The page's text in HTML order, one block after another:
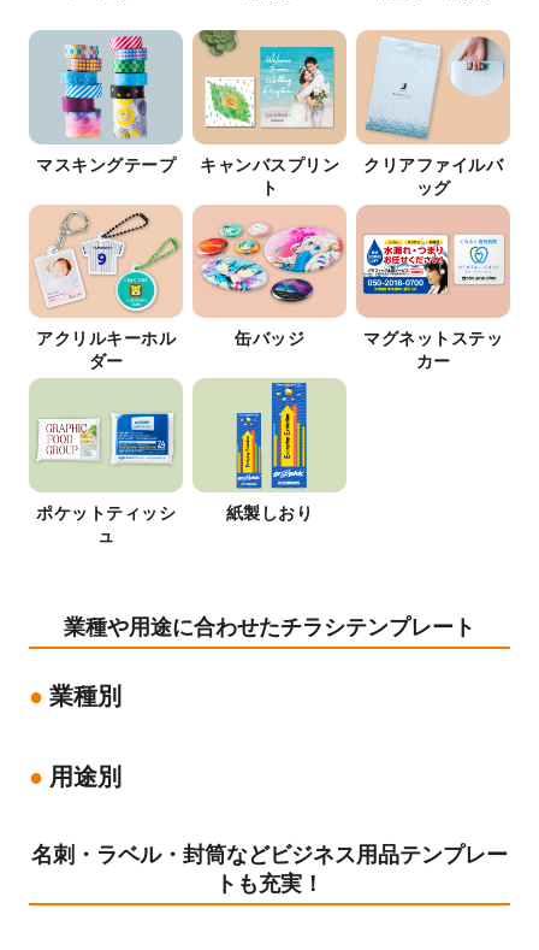
マスキングテープ
キャンバスプリン
ト
クリアファイルバ
ッグ
アクリルキーホル
ダー
缶バッジ
マグネットステッ
カー
ポケットティッシ
ュ
紙製しおり
業種や用途に合わせたチラシテンプレート
業種別
用途別
名刺・ラベル・封筒などビジネス用品テンプレー
トも充実！